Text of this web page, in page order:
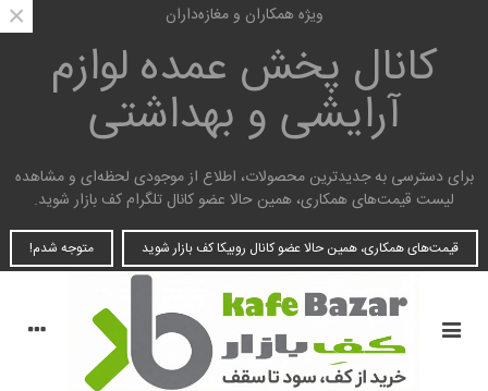
ویژه همکاران و مغازه‌داران
کانال پخش عمدهلوازم
آرایشی و بهداشتی
برای دسترسی به جدیدترین محصولات، اطلاع از موجودی لحظه‌ای و مشاهده
لیست قیمت‌های همکاری، همین حالا عضو کانال تلگرام کف بازار شوید.
قیمت‌های همکاری، همین حالا عضو کانال روبیکا کف بازار شوید متوجه شدم!
×